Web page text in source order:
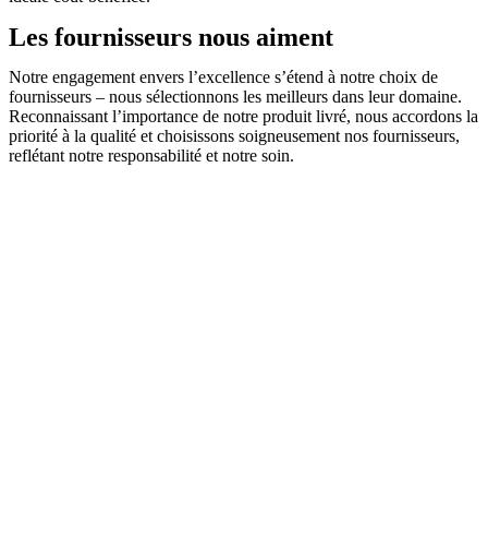
Les fournisseurs nous aiment
Notre engagement envers l’excellence s’étend à notre choix de
fournisseurs – nous sélectionnons les meilleurs dans leur domaine.
Reconnaissant l’importance de notre produit livré, nous accordons la
priorité à la qualité et choisissons soigneusement nos fournisseurs,
reflétant notre responsabilité et notre soin.